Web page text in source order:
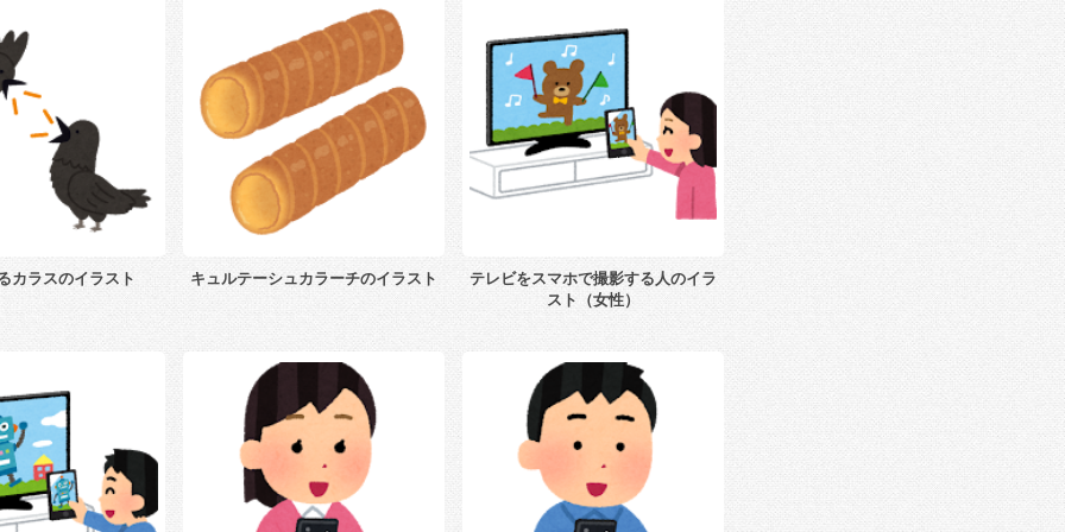
カラスのイラスト キュルテーシュカラーチのイラスト
テレビをスマホで撮影する人のイラ
スト（女性）